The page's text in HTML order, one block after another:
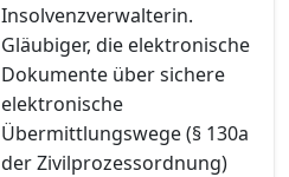
Insolvenzverwalterin.
Gläubiger, die elektronische
Dokumente über sichere
elektronische
Übermittlungswege (§ 130a
der Zivilprozessordnung)